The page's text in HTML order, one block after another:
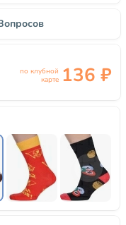
по клубной
карте 136 ₽